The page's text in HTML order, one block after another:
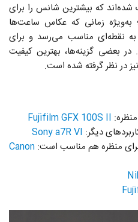
شده‌اند که بیشترین شانس را برای
به‌ویژه زمانی که عکاس ساعت‌ها
نقطه‌ای مناسب می‌رسد و برای
در بعضی گزینه‌ها، بهترین کیفیت
در نظر گرفته شده است.
Fujifilm GFX 100S II
دیگر: Sony a7R VI
برای منظره هم مناسب است: Canon